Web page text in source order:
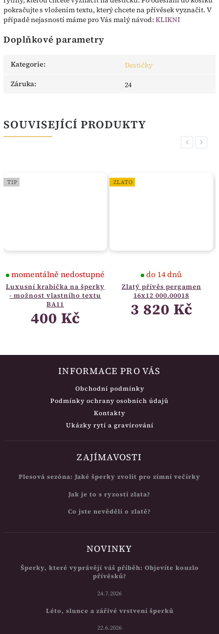
pokračujte s vložením textu, který chcete na přívěsek vyznačit. V
případě nejasností máme pro Vás malý návod: KLIKNI
Doplňkové parametry
Kategorie:
Destičky
Záruka: 24
SOUVISEJÍCÍ PRODUKTY
Previous
TIP
Luxusní krabička na šperky
- možnost vlastního textu
BA11
momentálně nedostupné
400 Kč
ZLATO
Zlatý přívěs pergamen
16x12 000.00018
do 14 dnů
3 820 Kč
Next
INFORMACE PRO VÁS
Obchodní podmínky
Podmínky ochrany osobních údajů
Kontakty
Ukázky rytí a gravírování
ZAJÍMAVOSTI
Plesová sezóna: Jaké šperky zvolit pro zimní večírky
Jak je to s ryzostí zlata?
Co jste nevěděli o zlatě?
NOVINKY
Šperky, které vyprávějí váš příběh: Objevíte kouzlo
přívěsků?
24.7.2026
Léto, slunce a zářivé vrstvení šperků
22.6.2026